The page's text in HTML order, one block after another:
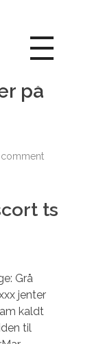
på
ts
Grå
jenter
kaldt
til